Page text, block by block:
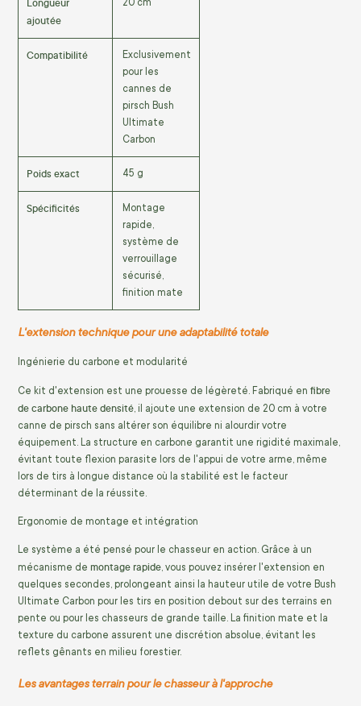
ajoutée
Compatibilité
Exclusivement
pour les
cannes de
pirsch Bush
Ultimate
Carbon
Poids exact 45 g
Spécificités
Montage
rapide,
système de
verrouillage
sécurisé,
finition mate
L'extension technique pour une adaptabilité totale
Ingénierie du carbone et modularité
Ce kit d'extension est une prouesse de légèreté. Fabriqué en fibre
de carbone haute densité, il ajoute une extension de 20 cm à votre
canne de pirsch sans altérer son équilibre ni alourdir votre
équipement. La structure en carbone garantit une rigidité maximale,
évitant toute flexion parasite lors de l'appui de votre arme, même
lors de tirs à longue distance où la stabilité est le facteur
déterminant de la réussite.
Ergonomie de montage et intégration
Le système a été pensé pour le chasseur en action. Grâce à un
mécanisme de montage rapide, vous pouvez insérer l'extension en
quelques secondes, prolongeant ainsi la hauteur utile de votre Bush
Ultimate Carbon pour les tirs en position debout sur des terrains en
pente ou pour les chasseurs de grande taille. La finition mate et la
texture du carbone assurent une discrétion absolue, évitant les
reflets gênants en milieu forestier.
Les avantages terrain pour le chasseur à l'approche